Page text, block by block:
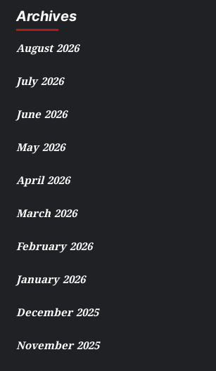
Archives
August 2026
July 2026
June 2026
May 2026
April 2026
March 2026
February 2026
January 2026
December 2025
November 2025